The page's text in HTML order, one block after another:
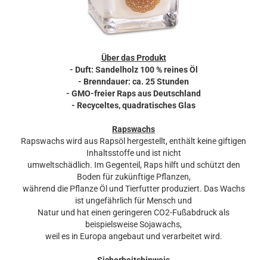
Über das Produkt
- Duft: Sandelholz 100 % reines Öl
- Brenndauer: ca. 25 Stunden
- GMO-freier Raps aus Deutschland
- Recyceltes, quadratisches Glas
Rapswachs
Rapswachs wird aus Rapsöl hergestellt, enthält keine giftigen
Inhaltsstoffe und ist nicht
umweltschädlich. Im Gegenteil, Raps hilft und schützt den
Boden für zukünftige Pflanzen,
während die Pflanze Öl und Tierfutter produziert. Das Wachs
ist ungefährlich für Mensch und
Natur und hat einen geringeren CO2-Fußabdruck als
beispielsweise Sojawachs,
weil es in Europa angebaut und verarbeitet wird.